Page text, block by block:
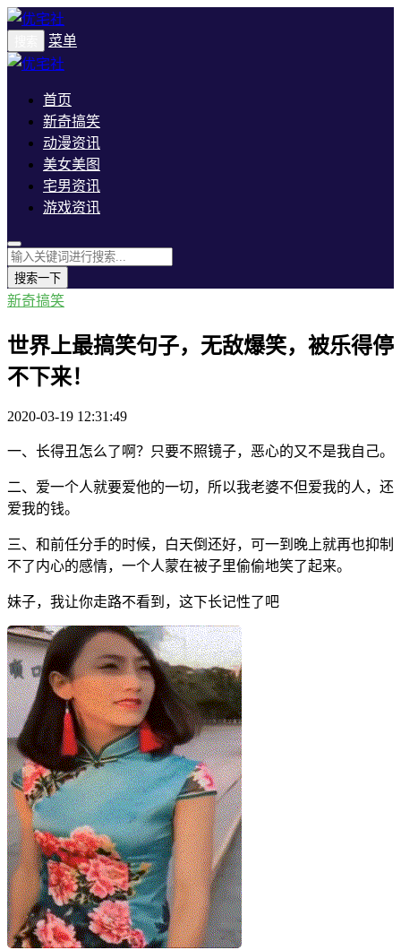
菜单
首页
新奇搞笑
动漫资讯
美女美图
宅男资讯
游戏资讯
搜索一下
新奇搞笑
世界上最搞笑句子，无敌爆笑，被乐得停
不下来！
2020-03-19 12:31:49
一、长得丑怎么了啊？只要不照镜子，恶心的又不是我自己。
二、爱一个人就要爱他的一切，所以我老婆不但爱我的人，还
爱我的钱。
三、和前任分手的时候，白天倒还好，可一到晚上就再也抑制
不了内心的感情，一个人蒙在被子里偷偷地笑了起来。
妹子，我让你走路不看到，这下长记性了吧